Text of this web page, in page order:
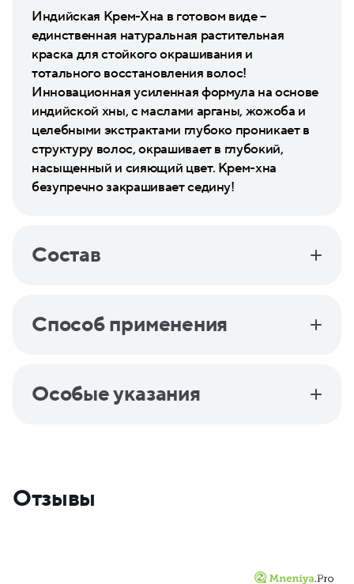
Индийская Крем-Хна в готовом виде –
единственная натуральная растительная
краска для стойкого окрашивания и
тотального восстановления волос!
Инновационная усиленная формула на основе
индийской хны, с маслами арганы, жожоба и
целебными экстрактами глубоко проникает в
структуру волос, окрашивает в глубокий,
насыщенный и сияющий цвет. Крем-хна
безупречно закрашивает седину!
Состав
Способ применения
Особые указания
Отзывы